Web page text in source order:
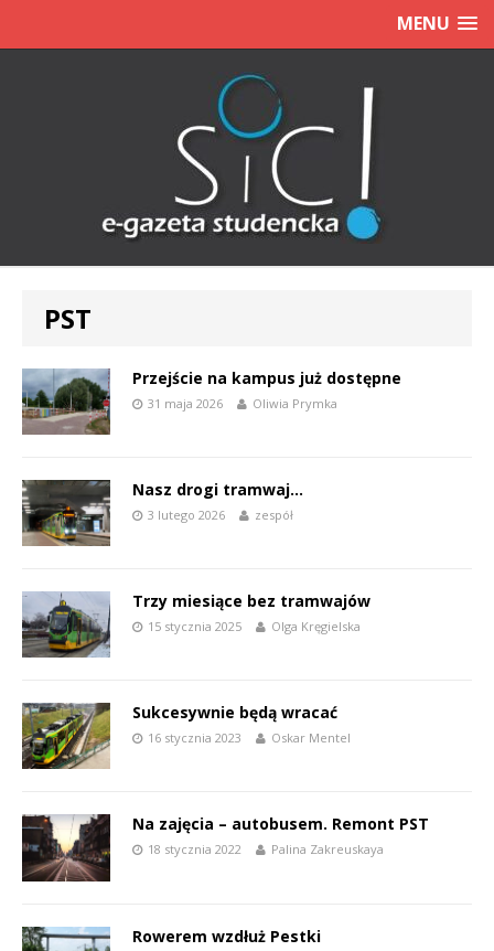
MENU
PST
Przejście na kampus już dostępne
31 maja 2026 Oliwia Prymka
Nasz drogi tramwaj…
3 lutego 2026 zespół
Trzy miesiące bez tramwajów
15 stycznia 2025 Olga Kręgielska
Sukcesywnie będą wracać
16 stycznia 2023 Oskar Mentel
Na zajęcia – autobusem. Remont PST
18 stycznia 2022 Palina Zakreuskaya
Rowerem wzdłuż Pestki